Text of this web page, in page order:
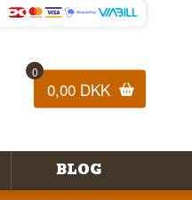
0
0,00 DKK
BLOG